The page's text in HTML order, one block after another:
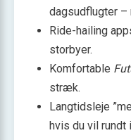
dagsudflugter –
Ride-hailing
storbyer.
Komfortable
stræk.
Langtidsleje
hvis du vil rundt